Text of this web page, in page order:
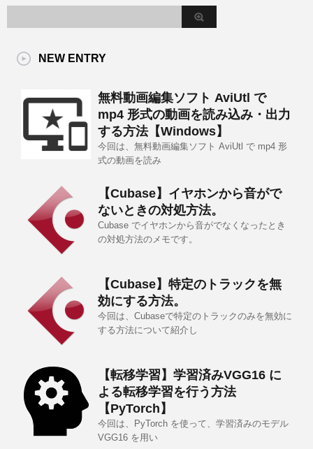
NEW ENTRY
無料動画編集ソフト AviUtl で
mp4 形式の動画を読み込み・出力
する方法【Windows】
今回は、無料動画編集ソフト AviUtl で mp4 形
式の動画を読み
【Cubase】イヤホンから音がで
ないときの対処方法。
Cubase でイヤホンから音がでなくなったとき
の対処方法のメモです。
【Cubase】特定のトラックを無
効にする方法。
今回は、Cubaseで特定のトラックのみを無効に
する方法について紹介し
【転移学習】学習済みVGG16 に
よる転移学習を行う方法
【PyTorch】
今回は、PyTorch を使って、学習済みのモデル
VGG16 を用い